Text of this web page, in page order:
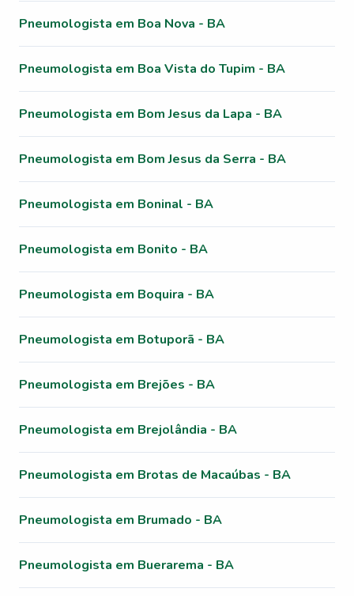
Pneumologista em Boa Nova - BA
Pneumologista em Boa Vista do Tupim - BA
Pneumologista em Bom Jesus da Lapa - BA
Pneumologista em Bom Jesus da Serra - BA
Pneumologista em Boninal - BA
Pneumologista em Bonito - BA
Pneumologista em Boquira - BA
Pneumologista em Botuporã - BA
Pneumologista em Brejões - BA
Pneumologista em Brejolândia - BA
Pneumologista em Brotas de Macaúbas - BA
Pneumologista em Brumado - BA
Pneumologista em Buerarema - BA